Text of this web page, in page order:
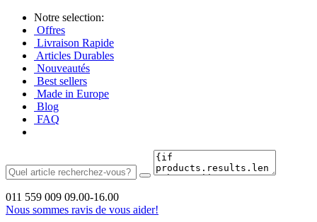
Notre selection:
Offres
Livraison Rapide
Articles Durables
Nouveautés
Best sellers
Made in Europe
Blog
FAQ
011 559 009 09.00-16.00
Nous sommes ravis de vous aider!